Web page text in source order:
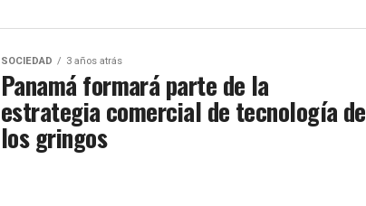
SOCIEDAD 3 años atrás
Panamá formará parte de la
estrategia comercial de tecnología de
los gringos